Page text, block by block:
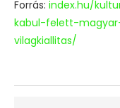
Forrás: index.hu/
kabul-felett-
vilagkiallitas/